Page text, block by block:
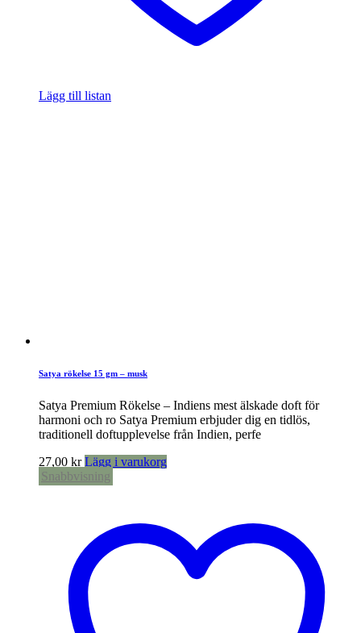
Lägg till listan
Satya rökelse 15 gm – musk
Satya Premium Rökelse – Indiens mest älskade doft för
harmoni och ro Satya Premium erbjuder dig en tidlös,
traditionell doftupplevelse från Indien, perfe
27,00 kr Lägg i varukorg
Snabbvisning